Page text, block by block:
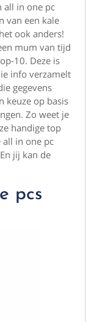
all in one pc
van een kale
ook anders!
mum van tijd
10. Deze is
info verzamelt
gegevens
keuze op basis
Zo weet je
handige top
all in one pc
jij kan de
pcs